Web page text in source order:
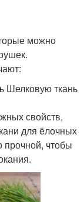
можно
Шелковую ткань
свойств,
для ёлочных
прочной, чтобы